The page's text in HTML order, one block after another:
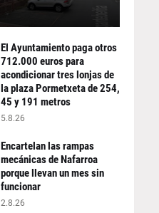
El Ayuntamiento paga otros
712.000 euros para
acondicionar tres lonjas de
la plaza Pormetxeta de 254,
45 y 191 metros
5.8.26
Encartelan las rampas
mecánicas de Nafarroa
porque llevan un mes sin
funcionar
2.8.26